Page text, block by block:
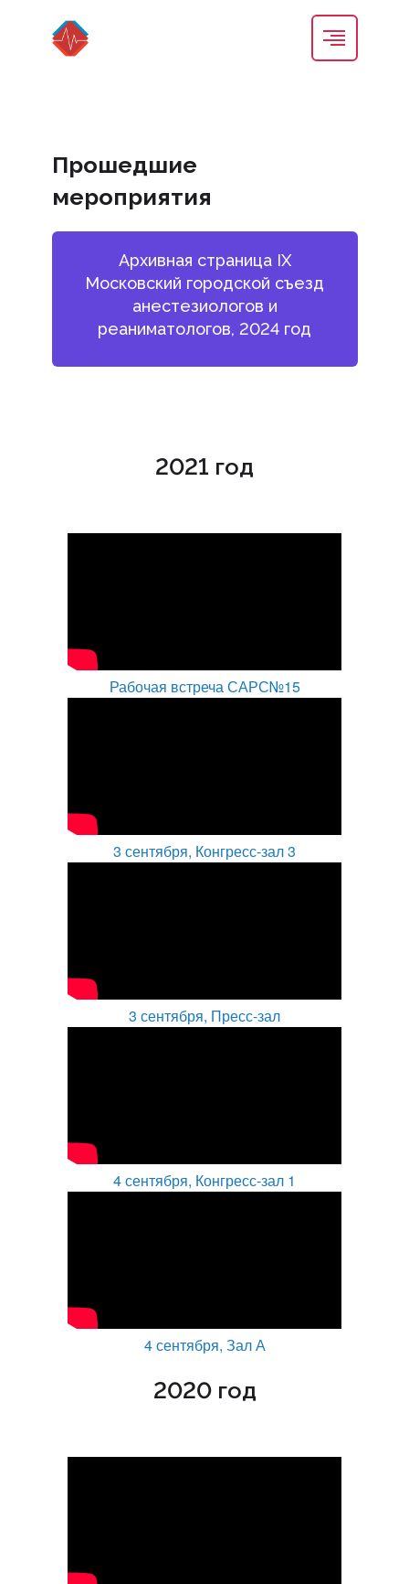
Прошедшие
мероприятия
Архивная страница IX
Московский городской съезд
анестезиологов и
реаниматологов, 2024 год
2021 год
Рабочая встреча САРС№15
3 сентября, Конгресс-зал 3
3 сентября, Пресс-зал
4 сентября, Конгресс-зал 1
4 сентября, Зал А
2020 год